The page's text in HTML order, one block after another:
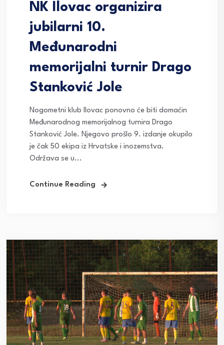
NK Ilovac organizira
jubilarni 10.
Međunarodni
memorijalni turnir Drago
Stanković Jole
Nogometni klub Ilovac ponovno će biti domaćin
Međunarodnog memorijalnog turnira Drago
Stanković Jole. Njegovo prošlo 9. izdanje okupilo
je čak 50 ekipa iz Hrvatske i inozemstva.
Održava se u...
Continue Reading